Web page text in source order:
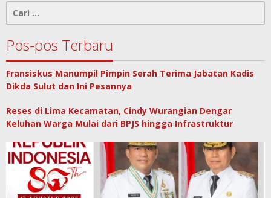
untuk:
Pos-pos Terbaru
Fransiskus Manumpil Pimpin Serah Terima Jabatan Kadis
Dikda Sulut dan Ini Pesannya
Reses di Lima Kecamatan, Cindy Wurangian Dengar
Keluhan Warga Mulai dari BPJS hingga Infrastruktur